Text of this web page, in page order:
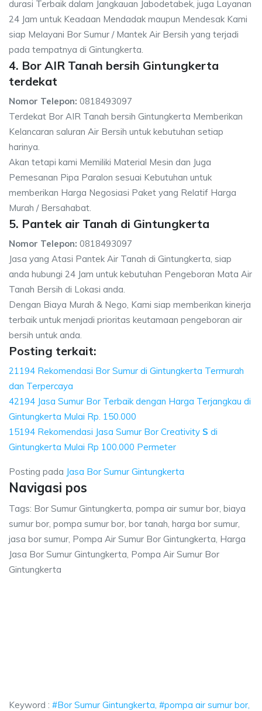
durasi Terbaik dalam Jangkauan Jabodetabek, juga Layanan
24 Jam untuk Keadaan Mendadak maupun Mendesak Kami
siap Melayani Bor Sumur / Mantek Air Bersih yang terjadi
pada tempatnya di Gintungkerta.
4. Bor AIR Tanah bersih Gintungkerta
terdekat
Nomor Telepon: 0818493097
Terdekat Bor AIR Tanah bersih Gintungkerta Memberikan
Kelancaran saluran Air Bersih untuk kebutuhan setiap
harinya.
Akan tetapi kami Memiliki Material Mesin dan Juga
Pemesanan Pipa Paralon sesuai Kebutuhan untuk
memberikan Harga Negosiasi Paket yang Relatif Harga
Murah / Bersahabat.
5. Pantek air Tanah di Gintungkerta
Nomor Telepon: 0818493097
Jasa yang Atasi Pantek Air Tanah di Gintungkerta, siap
anda hubungi 24 Jam untuk kebutuhan Pengeboran Mata Air
Tanah Bersih di Lokasi anda.
Dengan Biaya Murah & Nego, Kami siap memberikan kinerja
terbaik untuk menjadi prioritas keutamaan pengeboran air
bersih untuk anda.
Posting terkait:
21194 Rekomendasi Bor Sumur di Gintungkerta Termurah
dan Terpercaya
42194 Jasa Sumur Bor Terbaik dengan Harga Terjangkau di
Gintungkerta Mulai Rp. 150.000
15194 Rekomendasi Jasa Sumur Bor Creativity S di
Gintungkerta Mulai Rp 100.000 Permeter
Posting pada Jasa Bor Sumur Gintungkerta
Navigasi pos
Tags: Bor Sumur Gintungkerta, pompa air sumur bor, biaya
sumur bor, pompa sumur bor, bor tanah, harga bor sumur,
jasa bor sumur, Pompa Air Sumur Bor Gintungkerta, Harga
Jasa Bor Sumur Gintungkerta, Pompa Air Sumur Bor
Gintungkerta
Keyword : #Bor Sumur Gintungkerta, #pompa air sumur bor,